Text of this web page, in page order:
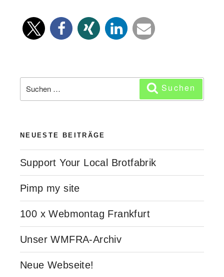
Hans
nimmermehr
Rückblick)“
Suchen
nach:
Suchen
NEUESTE BEITRÄGE
Support Your Local Brotfabrik
Pimp my site
100 x Webmontag Frankfurt
Unser WMFRA-Archiv
Neue Webseite!